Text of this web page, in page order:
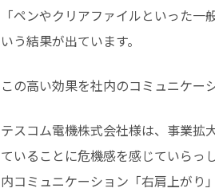
「ペンやクリアファイルといった
いう結果が出ています。
この高い効果を社内のコミュニケー
テスコム電機株式会社様は、事業拡
ていることに危機感を感じていらっ
内コミュニケーション「右肩上がり